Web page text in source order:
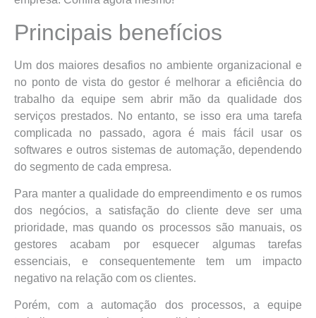
Principais benefícios
Um dos maiores desafios no ambiente organizacional e
no ponto de vista do gestor é melhorar a eficiência do
trabalho da equipe sem abrir mão da qualidade dos
serviços prestados. No entanto, se isso era uma tarefa
complicada no passado, agora é mais fácil usar os
softwares e outros sistemas de automação, dependendo
do segmento de cada empresa.
Para manter a qualidade do empreendimento e os rumos
dos negócios, a satisfação do cliente deve ser uma
prioridade, mas quando os processos são manuais, os
gestores acabam por esquecer algumas tarefas
essenciais, e consequentemente tem um impacto
negativo na relação com os clientes.
Porém, com a automação dos processos, a equipe